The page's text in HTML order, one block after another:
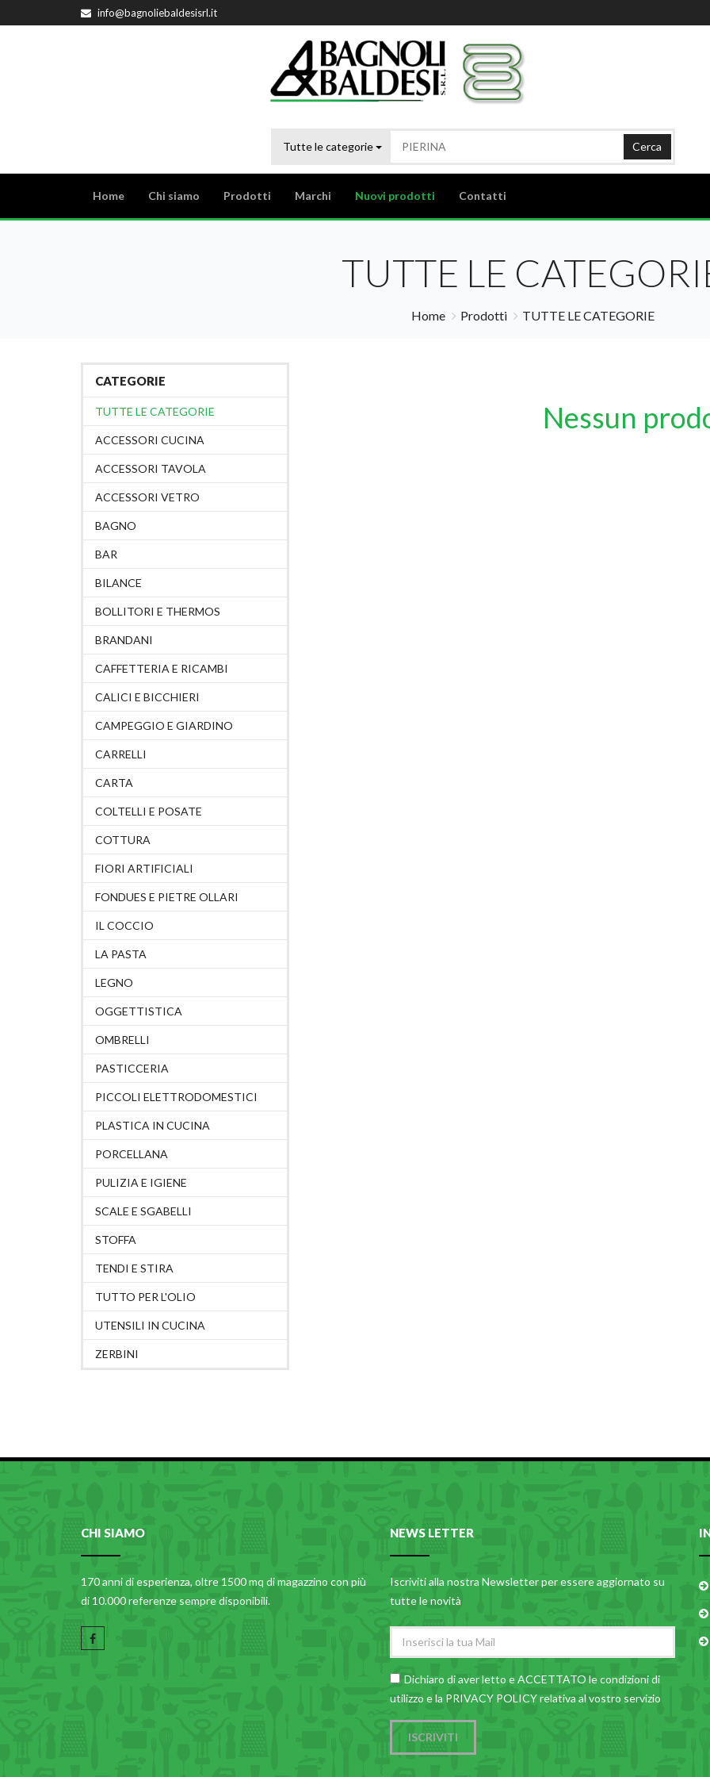
info@bagnoliebaldesisrl.it
Tutte le categorie Cerca
Home Chi siamo Prodotti Marchi Nuovi prodotti Contatti
TUTTE LE
Home Prodotti TUTTE LE CATEGORIE
CATEGORIE
TUTTE LE CATEGORIE
ACCESSORI CUCINA
ACCESSORI TAVOLA
ACCESSORI VETRO
BAGNO
BAR
BILANCE
BOLLITORI E THERMOS
BRANDANI
CAFFETTERIA E RICAMBI
CALICI E BICCHIERI
CAMPEGGIO E GIARDINO
CARRELLI
CARTA
COLTELLI E POSATE
COTTURA
FIORI ARTIFICIALI
FONDUES E PIETRE OLLARI
IL COCCIO
LA PASTA
LEGNO
OGGETTISTICA
OMBRELLI
PASTICCERIA
PICCOLI ELETTRODOMESTICI
PLASTICA IN CUCINA
PORCELLANA
PULIZIA E IGIENE
SCALE E SGABELLI
STOFFA
TENDI E STIRA
TUTTO PER L'OLIO
UTENSILI IN CUCINA
ZERBINI
Nessun
CHI SIAMO
170 anni di esperienza, oltre 1500 mq di magazzino con più
di 10.000 referenze sempre disponibili.
NEWS LETTER
Iscriviti alla nostra Newsletter per essere aggiornato su
tutte le novità
Dichiaro di aver letto e ACCETTATO lecondizioni di
utilizzo e la PRIVACY POLICY relativa al vostro servizio
ISCRIVITI